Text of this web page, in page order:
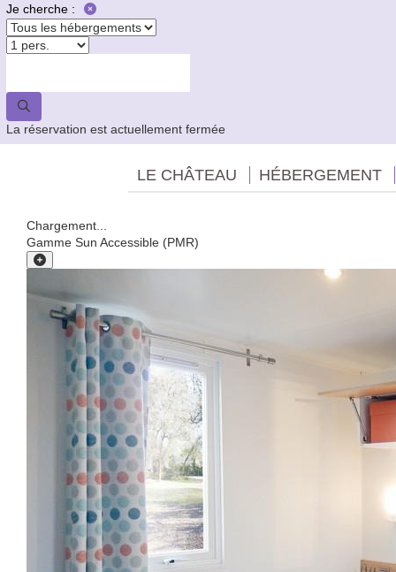
Je cherche :
La réservation est actuellement fermée
LE CHÂTEAU HÉBERGEMENT
Chargement...
Gamme Sun Accessible (PMR)